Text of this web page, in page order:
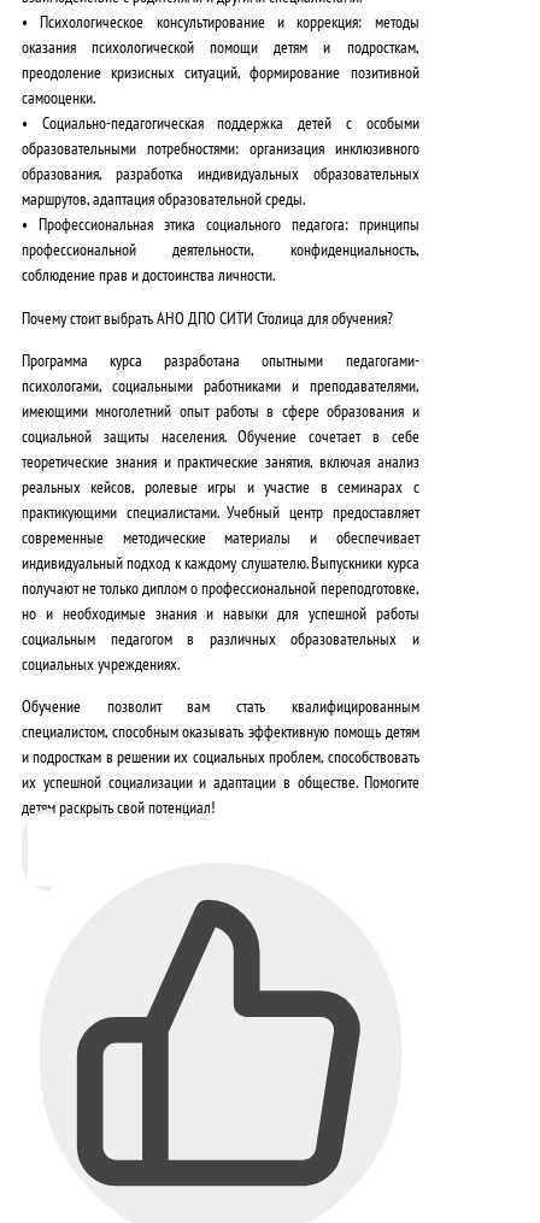
•Психологическое консультирование и коррекция: методы
оказания психологической помощи детям и подросткам,
преодоление кризисных ситуаций, формирование позитивной
самооценки.
• Социально-педагогическая поддержка детей с особыми
образовательными потребностями:организация инклюзивного
образования, разработка индивидуальных образовательных
маршрутов, адаптация образовательной среды.
• Профессиональная этика социального педагога:принципы
профессиональной деятельности, конфиденциальность,
соблюдение прав и достоинства личности.
Почему стоит выбрать АНО ДПО СИТИ Столица для обучения?
Программа курса разработана опытными педагогами-
психологами, социальными работниками и преподавателями,
имеющими многолетний опыт работы в сфере образования и
социальной защиты населения. Обучение сочетает в себе
теоретические знания ипрактические занятия, включая анализ
реальных кейсов, ролевые игры и участие в семинарах с
практикующими специалистами. Учебный центр предоставляет
современные методические материалы и обеспечивает
индивидуальный подход к каждому слушателю. Выпускники курса
получают не только диплом о профессиональной переподготовке,
но инеобходимые знания и навыки для успешной работы
социальным педагогом в различных образовательных и
социальных учреждениях.
Обучение позволит вам стать квалифицированным
специалистом, способным оказывать эффективную помощь детям
и подросткам в решении их социальных проблем, способствовать
их успешной социализации и адаптации в обществе. Помогите
детям раскрыть свой потенциал!